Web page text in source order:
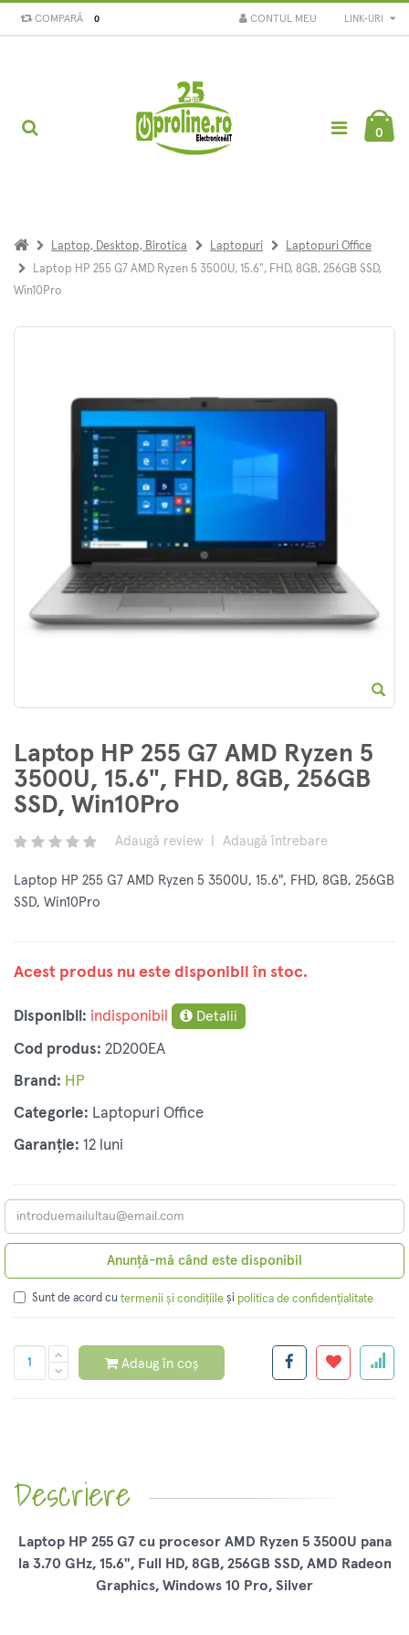
COMPARĂ 0 LINK-URI
CONTUL MEU
0
Laptop, Desktop, Birotica Laptopuri
Laptopuri Office
Laptop HP 255 G7 AMD Ryzen 5 3500U, 15.6", FHD, 8GB, 256GB SSD,
Win10Pro
Laptop HP 255 G7 AMD Ryzen 5
3500U, 15.6", FHD, 8GB, 256GB
SSD, Win10Pro
Adaugă review Adaugă întrebare
Laptop HP 255 G7 AMD Ryzen 5 3500U, 15.6", FHD, 8GB, 256GB
SSD, Win10Pro
Acest produs nu este disponibil în stoc.
Disponibil: indisponibil Detalii
Cod produs: 2D200EA
Brand: HP
Categorie: Laptopuri Office
Garanție: 12 luni
Anunță-mă când este disponibil
Sunt de acord cu termenii și condițiile și politica de confidențialitate
Adaug în coș
Descriere
Laptop HP 255 G7 cu procesor AMD Ryzen 5 3500U pana
la 3.70 GHz, 15.6", Full HD, 8GB, 256GB SSD, AMD Radeon
Graphics, Windows 10 Pro, Silver